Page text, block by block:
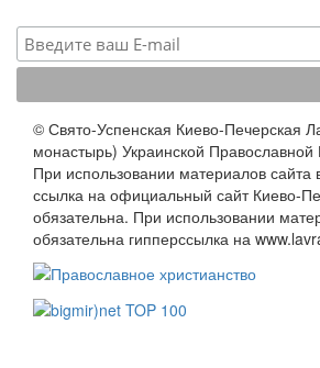
© Свято-Успенская Киево-Печерская
монастырь) Украинской
При использовании материалов
ссылка на официальный сайт Киево-
обязательна. При использовании
обязательна гипперссылка на